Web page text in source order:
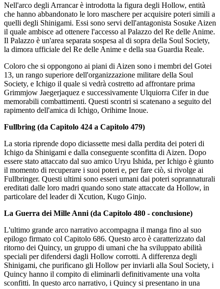
Nell'arco degli Arrancar è introdotta la figura degli Hollow, entità
che hanno abbandonato le loro maschere per acquisire poteri simili a
quelli degli Shinigami. Essi sono servi dell'antagonista Sosuke Aizen
il quale ambisce ad ottenere l'accesso al Palazzo del Re delle Anime.
Il Palazzo è un'area separata sospesa al di sopra della Soul Society,
la dimora ufficiale del Re delle Anime e della sua Guardia Reale.
Coloro che si oppongono ai piani di Aizen sono i membri del Gotei
13, un rango superiore dell'organizzazione militare della Soul
Society, e Ichigo il quale si vedrà costretto ad affrontare prima
Grimmjow Jaegerjaquez e successivamente Ulquiorra Cifer in due
memorabili combattimenti. Questi scontri si scatenano a seguito del
rapimento dell'amica di Ichigo, Orihime Inoue.
Fullbring (da Capitolo 424 a Capitolo 479)
La storia riprende dopo diciassette mesi dalla perdita dei poteri di
Ichigo da Shinigami e dalla conseguente sconfitta di Aizen. Dopo
essere stato attaccato dal suo amico Uryu Ishida, per Ichigo è giunto
il momento di recuperare i suoi poteri e, per fare ciò, si rivolge ai
Fullbringer. Questi ultimi sono esseri umani dai poteri soprannaturali
ereditati dalle loro madri quando sono state attaccate da Hollow, in
particolare del leader di Xcution, Kugo Ginjo.
La Guerra dei Mille Anni (da Capitolo 480 - conclusione)
L'ultimo grande arco narrativo accompagna il manga fino al suo
epilogo firmato col Capitolo 686. Questo arco è caratterizzato dal
ritorno dei Quincy, un gruppo di umani che ha sviluppato abilità
speciali per difendersi dagli Hollow corrotti. A differenza degli
Shinigami, che purificano gli Hollow per inviarli alla Soul Society, i
Quincy hanno il compito di eliminarli definitivamente una volta
sconfitti. In questo arco narrativo, i Quincy si presentano in una